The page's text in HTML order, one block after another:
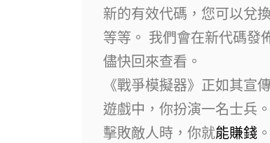
新的有效代碼，您可以兌
等等。 我們會在新代碼發
儘快回來查看。
《戰爭模擬器》正如其宣
遊戲中，你扮演一名士兵
擊敗敵人時，你就能賺錢